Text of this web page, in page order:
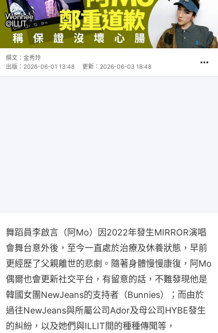
撰文： 金秀玲
出版： 2026-06-01 13:48 更新： 2026-06-03 18:48
舞蹈員李啟言（阿Mo）因2022年發生MIRROR演唱
會舞台意外後，至今一直處於治療及休養狀態，早前
更經歷了父親離世的悲劇。隨著身體慢慢康復，阿Mo
偶爾也會更新社交平台，有留意的話，不難發現他是
韓國女團NewJeans的支持者（Bunnies）；而由於
過往NewJeans與所屬公司Ador及母公司HYBE發生
的糾紛，以及她們與ILLIT間的種種傳聞等，